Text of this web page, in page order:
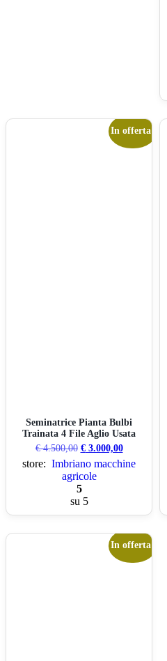
In offerta!
Seminatrice Pianta Bulbi
Trainata 4 File Aglio Usata
€4.500,00 €3.000,00
store: Imbriano macchine
agricole
5
su 5
In offerta!